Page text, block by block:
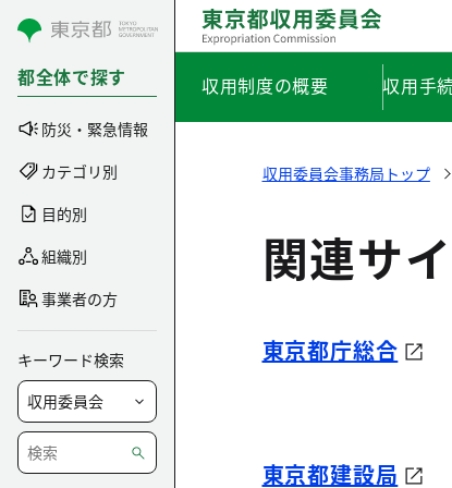
コンテンツにスキップ
都全体で探す
防災・緊急情報
カテゴリ別
目的別
組織別
事業者の方
キーワード検索
収用制度の概要 収用手
収用委員会事務局トップ
関連サ
東京都庁総合
東京都建設局